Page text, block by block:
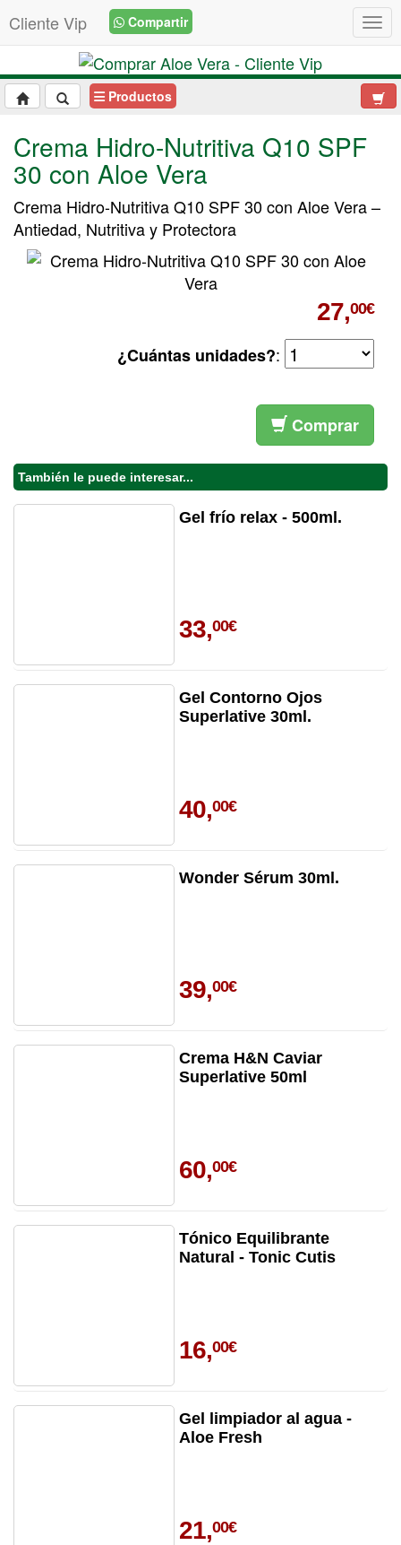
Cliente Vip Compartir
Productos
Crema Hidro-Nutritiva Q10 SPF
30 con Aloe Vera
Crema Hidro-Nutritiva Q10 SPF 30 con Aloe Vera –
Antiedad, Nutritiva y Protectora
27,00€
¿Cuántas unidades?:
Comprar
También le puede interesar...
Gel frío relax - 500ml.
33,00€
Gel Contorno Ojos
Superlative 30ml.
40,00€
Wonder Sérum 30ml.
39,00€
Crema H&N Caviar
Superlative 50ml
60,00€
Tónico Equilibrante
Natural - Tonic Cutis
16,00€
Gel limpiador al agua -
Aloe Fresh
21,00€